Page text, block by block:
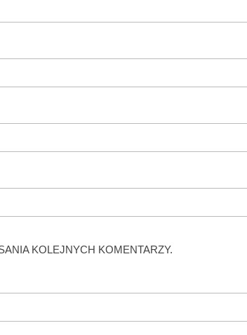
KOLEJNYCH KOMENTARZY.